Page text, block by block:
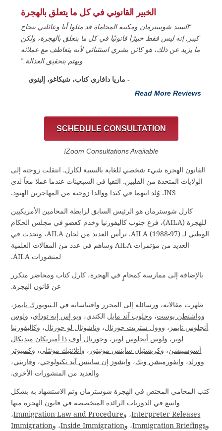
الخبير القانوني في كل ما يتعلق بالهجرة
“السيد شوسترمان ومكتبه المحاماة قد مثلوا أنا وعائلتي بنجاح
كبير. إنه ليس فقط خبيرًا قانونيًا في كل ما يتعلق بالهجرة، ولكن
ما يزيد عن ذلك، هو كائن بشري استثنائي لأنه يتعاطف مع عملائه
ويهتم بتحقيق العدالة.”
- ماريا دافاري كناب، شيكاغو، إلينوي
Read More Reviews
SCHEDULE CONSULTATION
Zoom Consultations Available!
القانون الهجرة شيء شخصي للغاية بالنسبة لكارل. انتقلت زوجته إلى
الولايات المتحدة من الفلبين. التقيا في السبعينات عندما عملا معاً لدى
INS. وُلد ابنهما في كندا ووالدا زوجته من المهاجرين الهنود.
كارل شوسترمان هو الرئيس السابق لرابطة المحامين الأمريكيين
للهجرة (AILA)، فرع جنوب كاليفورنيا وخدم كعضو في مجلس الحكام
الوطني لـ AILA (1988-97). ترأس العديد من لجان AILA، وتحدث في
العديد من مؤتمرات AILA وساهم في عدد من المقالات العلمية
لمنشورات AILA.
بالإضافة إلى ممارسة كمحامٍ في الهجرة، كارل كتاب ومحاضر متكرر
عن قانون الهجرة.
ظهرت مقالاته، ورسائله إلى المحرر واقتباساته في الـنيويورك تايمز ،
وواشنطن بوست، وجلوب آند مايل الكندي، ويو إس إيه توداي، ولوس
أنجلوس تايمز ، ووول ستريت جورنال، وناشونال لو جورنال، وكاليفورنيا
لوير ، ولوس أنجلوس لوير ، وجورنال أوف ذا أميريكان ميديكال
أسوسييشن، وكريشتيان ساينس مونيتور ، وأتلانتيك مونثلي، وكمبيوتر
وورلد، وإنفورميشن ويك، وإيشوز إن ساينس آند تكنولوجي، وفاريتي،
والعديد من المنشورات الأخرى.
كتب المحامي المختص في الهجرة شوسترمان وتم الاستشهاد به بشكل
واسع في الدوريات الرائدة المتخصصة في قانون الهجرة منها
Interpreter Releases، وImmigration Law and Procedure،
وImmigration Briefings، وInside Immigration، وImmigration